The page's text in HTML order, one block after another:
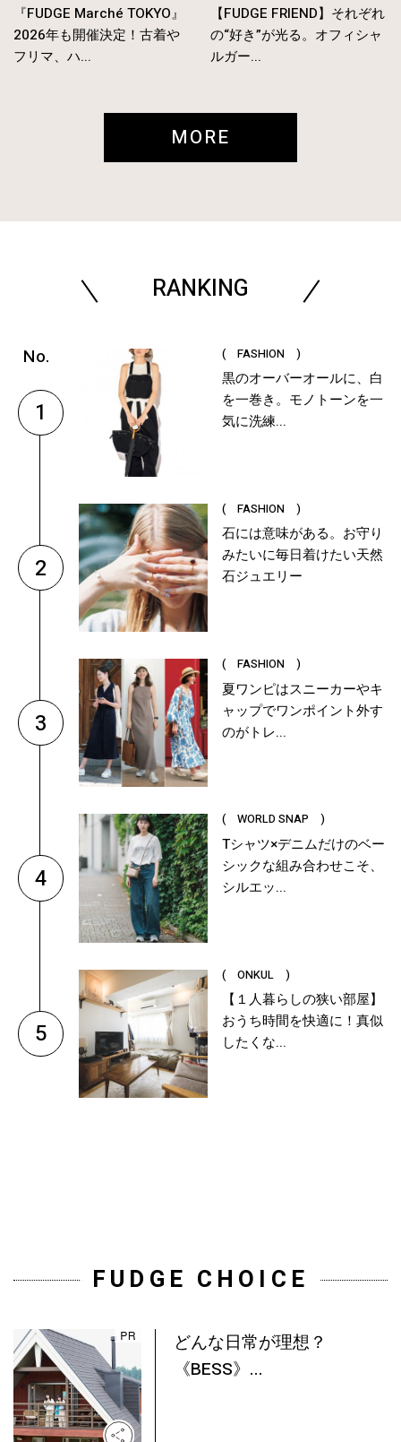
『FUDGE Marché TOKYO』
2026年も開催決定！古着や
フリマ、ハ...
【FUDGE FRIEND】それぞれ
の“好き”が光る。オフィシャ
ルガー...
MORE
RANKING
1
( FASHION )
黒のオーバーオールに、白
を一巻き。モノトーンを一
気に洗練...
2
( FASHION )
石には意味がある。お守り
みたいに毎日着けたい天然
石ジュエリー
3
( FASHION )
夏ワンピはスニーカーやキ
ャップでワンポイント外す
のがトレ...
4
( WORLD SNAP )
Tシャツ×デニムだけのベー
シックな組み合わせこそ、
シルエッ...
5
( ONKUL )
【１人暮らしの狭い部屋】
おうち時間を快適に！真似
したくな...
FUDGE CHOICE
どんな日常が理想？
《BESS》...